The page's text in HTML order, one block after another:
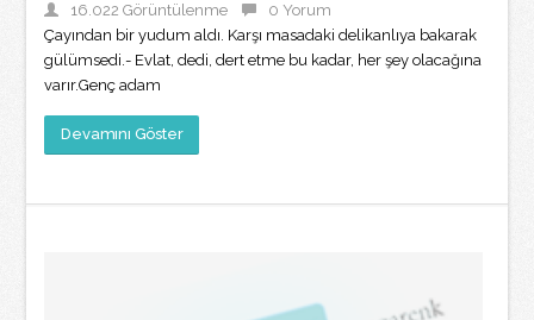
16.022 Görüntülenme
0 Yorum
Çayından bir yudum aldı. Karşı masadaki delikanlıya bakarak
gülümsedi.- Evlat, dedi, dert etme bu kadar, her şey olacağına
varır.Genç adam
Devamını Göster